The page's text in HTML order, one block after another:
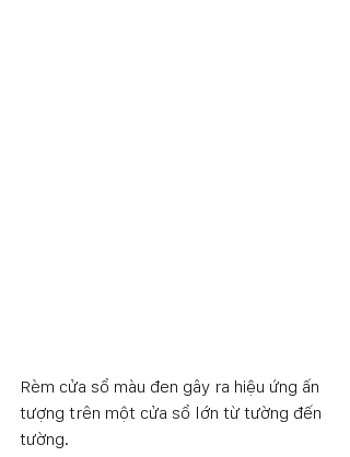
Rèm cửa sổ màu đen gây ra hiệu ứng ấn
tượng trên một cửa sổ lớn từ tường đến
tường.